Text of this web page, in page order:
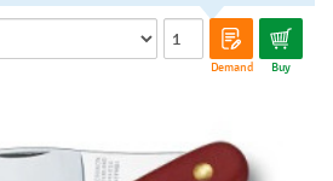
Demand Buy